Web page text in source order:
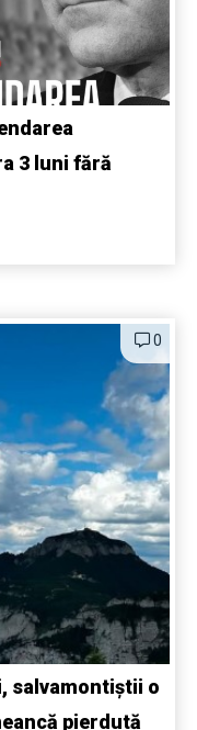
3 luni fără
0
salvamontiștii o
pierdută